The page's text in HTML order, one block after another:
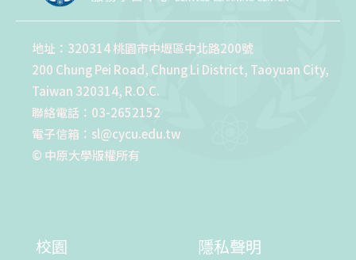
地址：320314 桃園市中壢區中北路200號
200 Chung Pei Road, Chung Li District, Taoyuan City,
Taiwan 320314, R.O.C.
聯絡電話：03-2652152
電子信箱：sl@cycu.edu.tw
© 中原大學版權所有
校園 隱私聲明